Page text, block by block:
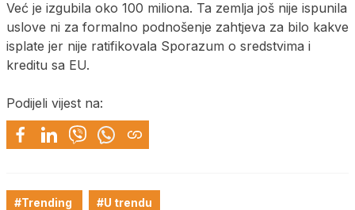
Već je izgubila oko 100 miliona. Ta zemlja još nije ispunila
uslove ni za formalno podnošenje zahtjeva za bilo kakve
isplate jer nije ratifikovala Sporazum o sredstvima i
kreditu sa EU.
Podijeli vijest na:
#Trending #U trendu